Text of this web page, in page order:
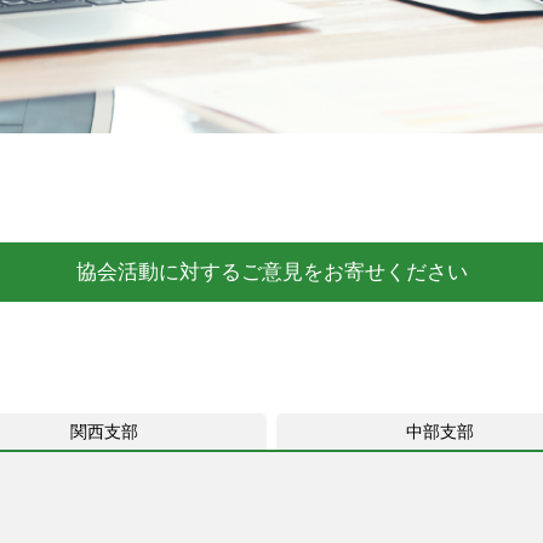
協会活動に対するご意見をお寄せください
関西支部 中部支部